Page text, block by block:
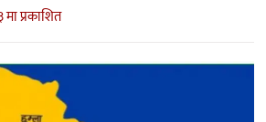
प्रकाशित